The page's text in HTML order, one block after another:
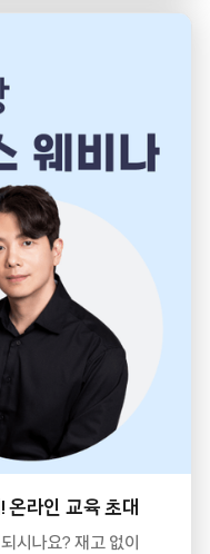
온라인 교육 초대
시나요? 재고 없이